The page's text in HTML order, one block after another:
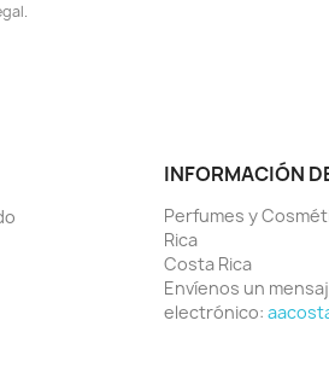
INFORMACIÓN
Perfumes y
Rica
Costa Rica
Envíenos un
electrónico: